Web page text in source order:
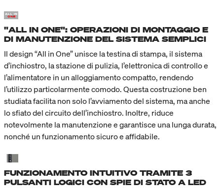
"ALL IN ONE": OPERAZIONI DI MONTAGGIO E
DI MANUTENZIONE DEL SISTEMA SEMPLICI
Il design “All in One” unisce la testina di stampa, il sistema
d’inchiostro, la stazione di pulizia, l’elettronica di controllo e
l’alimentatore in un alloggiamento compatto, rendendo
l’utilizzo particolarmente comodo. Questa costruzione ben
studiata facilita non solo l’avviamento del sistema, ma anche
lo sfiato del circuito dell’inchiostro. Inoltre, riduce
notevolmente la manutenzione e garantisce una lunga durata,
nonché un funzionamento sicuro e affidabile.
FUNZIONAMENTO INTUITIVO TRAMITE 3
PULSANTI LOGICI CON SPIE DI STATO A LED